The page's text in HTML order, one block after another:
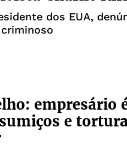
dos EUA,
empresário
e